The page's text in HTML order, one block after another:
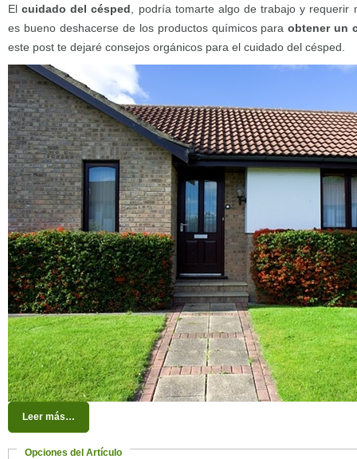
Elcuidado del césped , podría tomarte algo de trabajo y requerir
es bueno deshacerse de los productos químicos paraobtener un
este post te dejaré consejos orgánicos para el cuidado del césped.
Leer más…
Opciones del Artículo